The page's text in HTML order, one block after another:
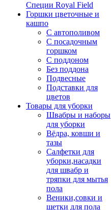
Специи Royal Field
Горшки цветочные и
кашпо
С автополивом
С посадочным
горшком
С поддоном
Без поддона
Подвесные
Подставки для
цветов
Товары для уборки
Швабры и наборы
для уборки
Вёдра, ковши и
тазы
Салфетки для
уборки,насадки
для швабр и
тряпки для мытья
пола
Веники,совки и
щетки для пола